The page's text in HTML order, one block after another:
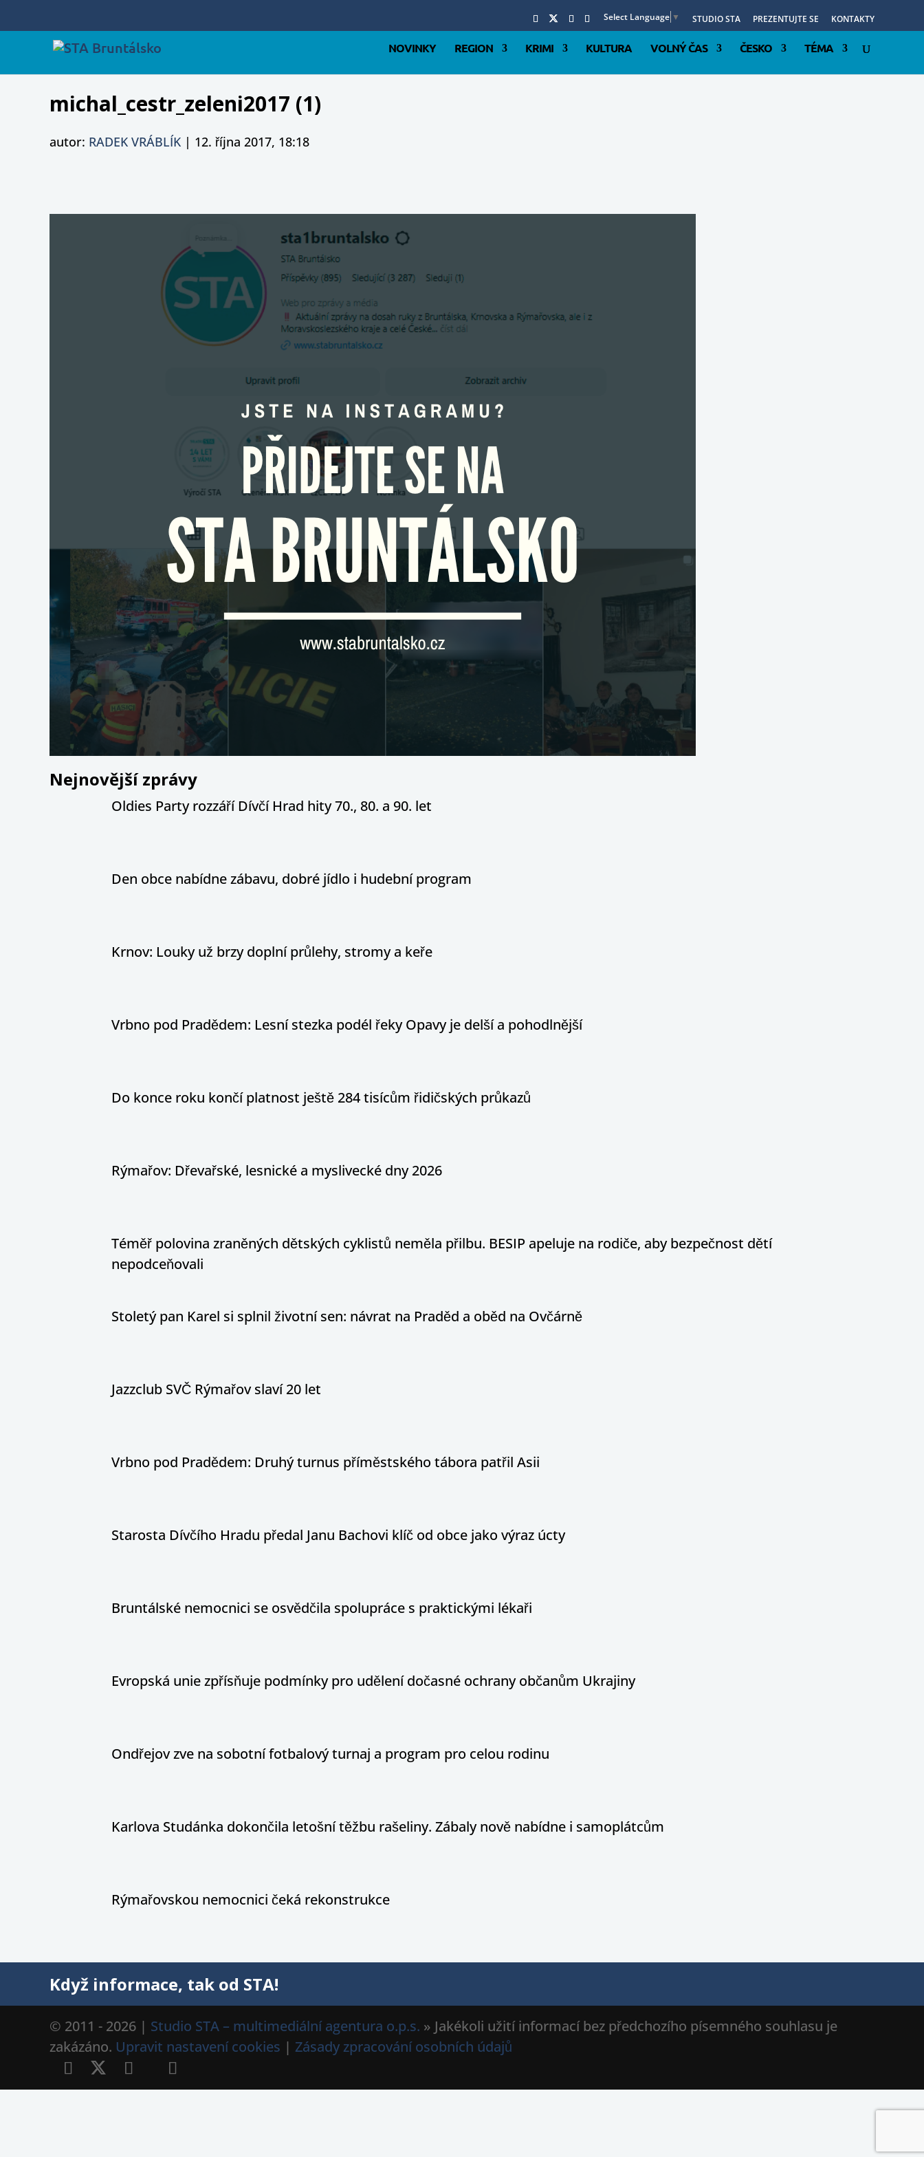
Select Language ▼ STUDIO STA PREZENTUJTE SE KONTAKTY
NOVINKY REGION KRIMI KULTURA VOLNÝ ČAS ČESKO TÉMA
michal_cestr_zeleni2017 (1)
autor: RADEK VRÁBLÍK | 12. října 2017, 18:18
Nejnovější zprávy
Oldies Party rozzáří Dívčí Hrad hity 70., 80. a 90. let
Den obce nabídne zábavu, dobré jídlo i hudební program
Krnov: Louky už brzy doplní průlehy, stromy a keře
Vrbno pod Pradědem: Lesní stezka podél řeky Opavy je delší a pohodlnější
Do konce roku končí platnost ještě 284 tisícům řidičských průkazů
Rýmařov: Dřevařské, lesnické a myslivecké dny 2026
Téměř polovina zraněných dětských cyklistů neměla přilbu. BESIP apeluje na rodiče, aby bezpečnost dětí
nepodceňovali
Stoletý pan Karel si splnil životní sen: návrat na Praděd a oběd na Ovčárně
Jazzclub SVČ Rýmařov slaví 20 let
Vrbno pod Pradědem: Druhý turnus příměstského tábora patřil Asii
Starosta Dívčího Hradu předal Janu Bachovi klíč od obce jako výraz úcty
Bruntálské nemocnici se osvědčila spolupráce s praktickými lékaři
Evropská unie zpřísňuje podmínky pro udělení dočasné ochrany občanům Ukrajiny
Ondřejov zve na sobotní fotbalový turnaj a program pro celou rodinu
Karlova Studánka dokončila letošní těžbu rašeliny. Zábaly nově nabídne i samoplátcům
Rýmařovskou nemocnici čeká rekonstrukce
Když informace, tak od STA!
© 2011 - 2026 | Studio STA – multimediální agentura o.p.s. » Jakékoli užití informací bez předchozího písemného souhlasu je
zakázáno. Upravit nastavení cookies | Zásady zpracování osobních údajů